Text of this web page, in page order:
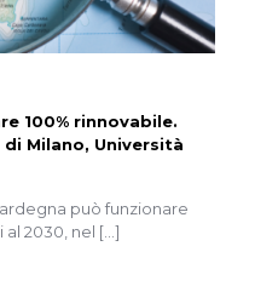
100% rinnovabile.
Milano, Università
può funzionare
al 2030, nel […]